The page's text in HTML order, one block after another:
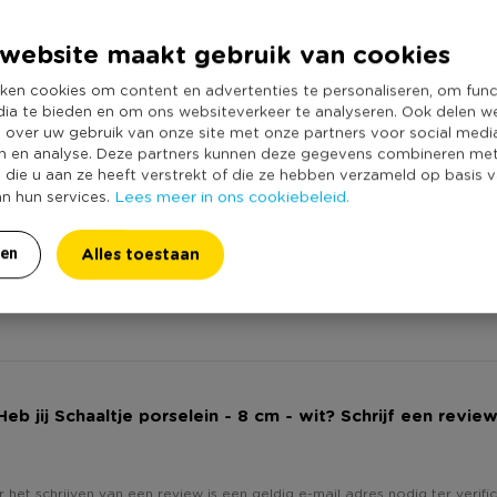
maakt gebruik van cookies
cookies om content en advertenties te personaliseren, om
te bieden en om ons websiteverkeer te analyseren. Ook delen
uw gebruik van onze site met onze partners voor social
en analyse. Deze partners kunnen deze gegevens combineren
u aan ze heeft verstrekt of die ze hebben verzameld op basis
hun services. Lees meer in ons cookiebeleid.
Alles toestaan
Minimale
Vorm
Merk
Met print
jij Schaaltje porselein - 8 cm - wit? Schrijf een
het schrijven van een review is een geldig e-mail adres nodig ter